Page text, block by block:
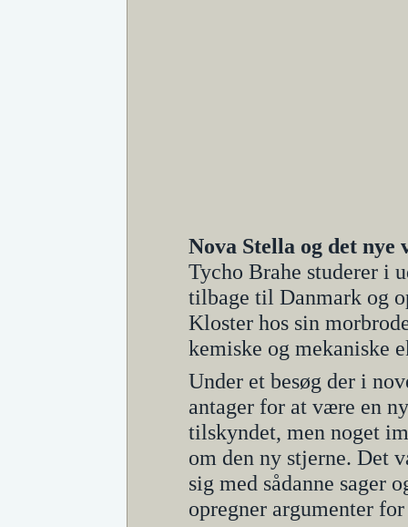
Nova Stella og det nye
Tycho Brahe studerer i
tilbage til Danmark og
Kloster hos sin
kemiske og mekaniske
Under et besøg der i
antager for at være en
tilskyndet, men noget
om den ny stjerne. Det
sig med sådanne sager
opregner argumenter